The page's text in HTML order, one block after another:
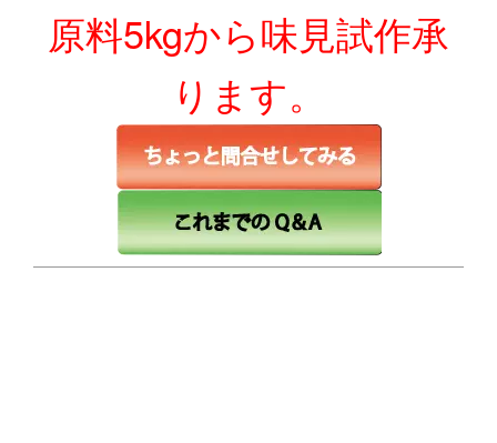
原料5kgから味見試作承
ります。